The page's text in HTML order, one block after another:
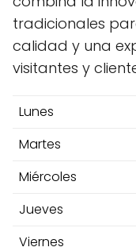
tradicionales
calidad y una
visitantes y
Lunes
Martes
Miércoles
Jueves
Viernes